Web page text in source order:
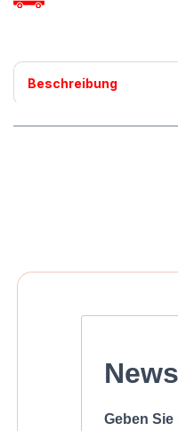
Beschreibung
Geben Sie